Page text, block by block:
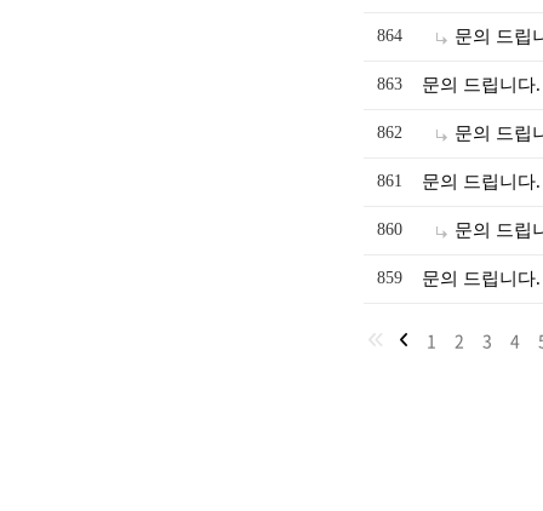
864 문의 드립
863 문의 드립니다.
862 문의 드립
861 문의 드립니다.
860 문의 드립
859 문의 드립니다.
1 2 3 4